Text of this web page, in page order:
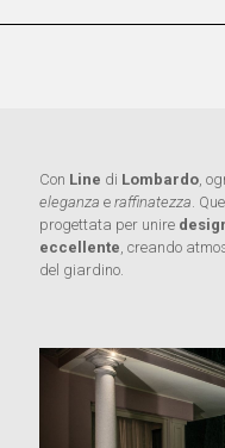
Con Line di Lombardo,
eleganza e raffinatezza.
progettata per unire
eccellente, creando
del giardino.